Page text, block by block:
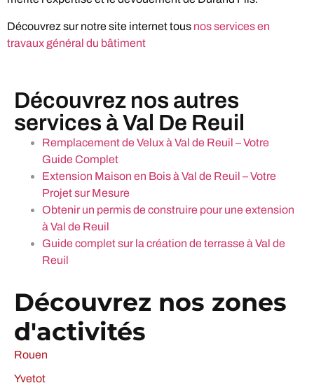
Découvrez sur notre site internet tous nos services en
travaux général du bâtiment
Découvrez nos autres
services à Val De Reuil
Remplacement de Velux à Val de Reuil – Votre
Guide Complet
Extension Maison en Bois à Val de Reuil – Votre
Projet sur Mesure
Obtenir un permis de construire pour une extension
à Val de Reuil
Guide complet sur la création de terrasse à Val de
Reuil
Découvrez nos zones
d'activités
Rouen
Yvetot